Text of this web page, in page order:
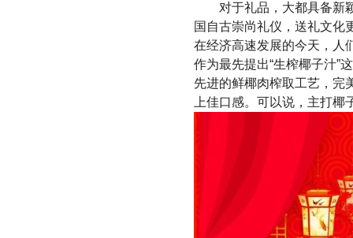
对于礼品，大都具备新颖
国自古崇尚礼仪，送礼文
在经济高速发展的今天，
作为最先提出“生榨椰子汁”这
先进的鲜椰肉榨取工艺，
上佳口感。可以说，主打